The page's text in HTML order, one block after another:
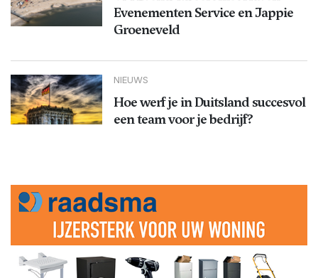
Evenementen Service en Jappie
Groeneveld
NIEUWS
Hoe werf je in Duitsland succesvol
een team voor je bedrijf?